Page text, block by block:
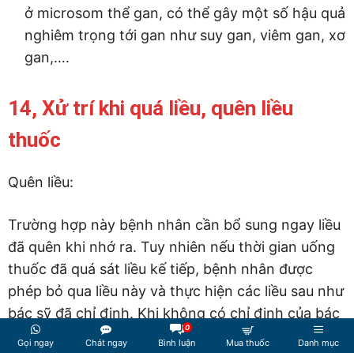
ở microsom thể gan, có thể gây một số hậu quả
nghiêm trọng tới gan như suy gan, viêm gan, xơ
gan,….
14, Xử trí khi quá liều, quên liều
thuốc
Quên liều:
Trường hợp này bệnh nhân cần bổ sung ngay liều
đã quên khi nhớ ra. Tuy nhiên nếu thời gian uống
thuốc đã quá sát liều kế tiếp, bệnh nhân được
phép bỏ qua liều này và thực hiện các liều sau như
bác sỹ đã chỉ định. Khi không có chỉ định của bác
sỹ, bệnh nhân không được tự ý thêm liều, tăng liều
Gọi ngay Chát ngay
0
Bình luận Mua thuốc Danh mục